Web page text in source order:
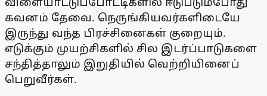
கவனம் தேவை. நெருங்கியவர்களிடையே
இருந்து வந்த பிரச்சினைகள் குறையும்.
எடுக்கும் முயற்சிகளில் சில இடர்ப்பாடுகளை
சந்தித்தாலும் இறுதியில் வெற்றியினைப்
பெறுவீர்கள்.